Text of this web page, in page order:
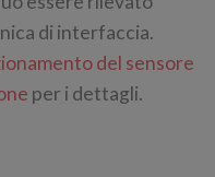
di interfaccia.
del sensore
per i dettagli.